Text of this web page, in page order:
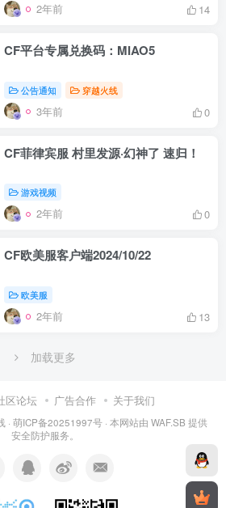
2年前 14
CF平台专属兑换码：MIAO5
公告通知 穿越火线
3年前 0
CF菲律宾服 村里发源·幻神了 速归！
游戏视频
2年前 0
CF欧美服客户端2024/10/22
欧美服
2年前 13
加载更多
区论坛 广告合作 关于我们
· 萌ICP备20251997号 · 本网站由 WAF.SB 提供
安全防护服务。